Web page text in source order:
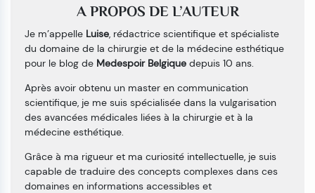
A PROPOS DE L’AUTEUR
Je m’appelle Luise , rédactrice scientifique et spécialiste
du domaine de la chirurgie et de la médecine esthétique
pour le blog de Medespoir Belgique depuis 10 ans.
Après avoir obtenu un master en communication
scientifique, je me suis spécialisée dans la vulgarisation
des avancées médicales liées à la chirurgie et à la
médecine esthétique.
Grâce à ma rigueur et ma curiosité intellectuelle, je suis
capable de traduire des concepts complexes dans ces
domaines en informations accessibles et